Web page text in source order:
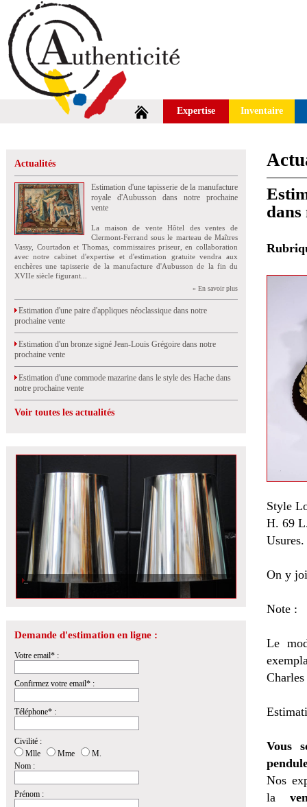
Expertise Inventaire
Actualités
Estimation d'une tapisserie de la manufacture
royale d'Aubusson dans notre prochaine
vente
La maison de vente Hôtel des ventes de
Clermont-Ferrand sous le marteau de Maîtres
Vassy, Courtadon et Thomas, commissaires priseur, en collaboration
avec notre cabinet d'expertise et d'estimation gratuite vendra aux
enchères une tapisserie de la manufacture d'Aubusson de la fin du
XVIIe siècle figurant...
» En savoir plus
Estimation d'une paire d'appliques néoclassique dans notre
prochaine vente
Estimation d'un bronze signé Jean-Louis Grégoire dans notre
prochaine vente
Estimation d'une commode mazarine dans le style des Hache dans
notre prochaine vente
Voir toutes les actualités
Demande d'estimation en ligne :
Votre email* :
Confirmez votre email* :
Téléphone* :
Civilité :
Mlle
Mme
M.
Nom :
Prénom :
dans
Style
H. 69
On y
Note :
Le
Vous
Nos
la